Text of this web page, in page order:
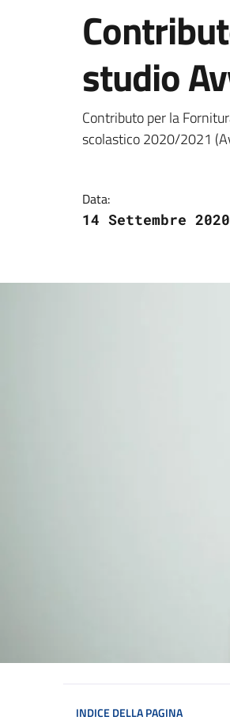
studio
Dettagli
Contributo per la
scolastico 2020/2021
Data:
14 Settembre 2020
INDICE DELLA PAGINA